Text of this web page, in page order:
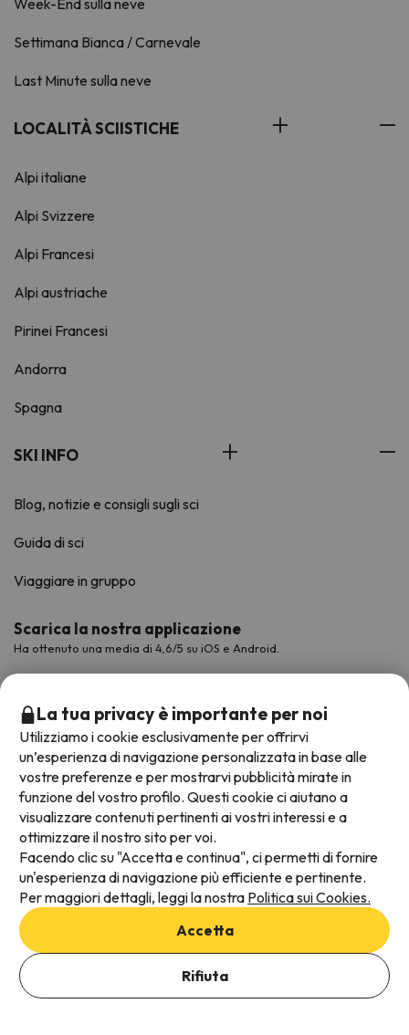
Vedi offerte
Week-End sulla neve
Settimana Bianca / Carnevale
Last Minute sulla neve
LOCALITÀ SCIISTICHE
Alpi italiane
Alpi Svizzere
Alpi Francesi
Alpi austriache
Pirinei Francesi
Andorra
Spagna
SKI INFO
Blog, notizie e consigli sugli sci
Guida di sci
Viaggiare in gruppo
Scarica la nostra applicazione
Ha ottenuto una media di 4,6/5 su iOS e Android.
Metodi di pagamento disponibili
Termini e condizioni generali
Protezione dei dati
Informativa sui cookie
La tua privacy è importante per noi
Utilizziamo i cookie esclusivamente per offrirvi
un’esperienza di navigazione personalizzata in base alle
vostre preferenze e per mostrarvi pubblicità mirate in
funzione del vostro profilo. Questi cookie ci aiutano a
visualizzare contenuti pertinenti ai vostri interessi e a
ottimizzare il nostro sito per voi.
Facendo clic su "Accetta e continua", ci permetti di fornire
un'esperienza di navigazione più efficiente e pertinente.
Per maggiori dettagli, leggi la nostra Politica sui Cookies.
Accetta
Rifiuta